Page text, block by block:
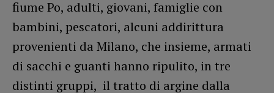
fiume Po, adulti, giovani, famiglie con
bambini, pescatori, alcuni addirittura
provenienti da Milano, che insieme, armati
di sacchi e guanti hanno ripulito, in tre
distinti gruppi, il tratto di argine dalla